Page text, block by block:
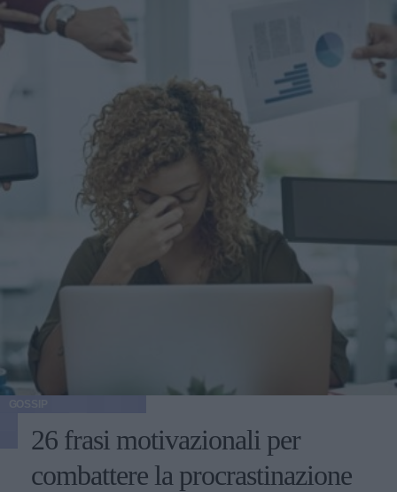
26 frasi motivazionali per
combattere la procrastinazione